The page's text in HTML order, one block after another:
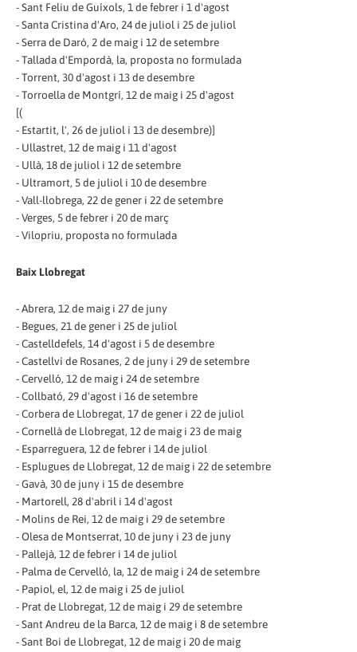
- Sant Feliu de Guíxols, 1 de febrer i 1 d'agost
- Santa Cristina d'Aro, 24 de juliol i 25 de juliol
- Serra de Daró, 2 de maig i 12 de setembre
- Tallada d'Empordà, la, proposta no formulada
- Torrent, 30 d'agost i 13 de desembre
- Torroella de Montgrí, 12 de maig i 25 d'agost
[(
- Estartit, l', 26 de juliol i 13 de desembre)]
- Ullastret, 12 de maig i 11 d'agost
- Ullà, 18 de juliol i 12 de setembre
- Ultramort, 5 de juliol i 10 de desembre
- Vall-llobrega, 22 de gener i 22 de setembre
- Verges, 5 de febrer i 20 de març
- Vilopriu, proposta no formulada
Baix Llobregat
- Abrera, 12 de maig i 27 de juny
- Begues, 21 de gener i 25 de juliol
- Castelldefels, 14 d'agost i 5 de desembre
- Castellví de Rosanes, 2 de juny i 29 de setembre
- Cervelló, 12 de maig i 24 de setembre
- Collbató, 29 d'agost i 16 de setembre
- Corbera de Llobregat, 17 de gener i 22 de juliol
- Cornellà de Llobregat, 12 de maig i 23 de maig
- Esparreguera, 12 de febrer i 14 de juliol
- Esplugues de Llobregat, 12 de maig i 22 de setembre
- Gavà, 30 de juny i 15 de desembre
- Martorell, 28 d'abril i 14 d'agost
- Molins de Rei, 12 de maig i 29 de setembre
- Olesa de Montserrat, 10 de juny i 23 de juny
- Pallejà, 12 de febrer i 14 de juliol
- Palma de Cervelló, la, 12 de maig i 24 de setembre
- Papiol, el, 12 de maig i 25 de juliol
- Prat de Llobregat, 12 de maig i 29 de setembre
- Sant Andreu de la Barca, 12 de maig i 8 de setembre
- Sant Boi de Llobregat, 12 de maig i 20 de maig